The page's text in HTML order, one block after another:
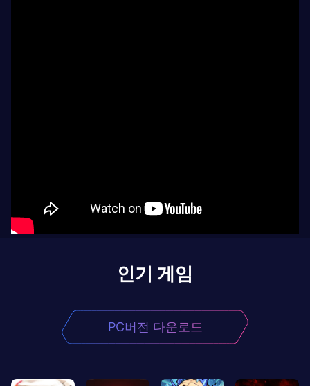
인기 게임
PC버전 다운로드